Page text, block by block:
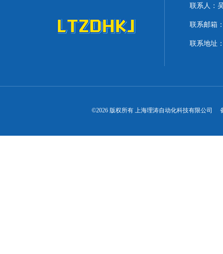
联系人：
联系邮箱
联系地址
©2026 版权所有 上海理涛自动化科技有限公司